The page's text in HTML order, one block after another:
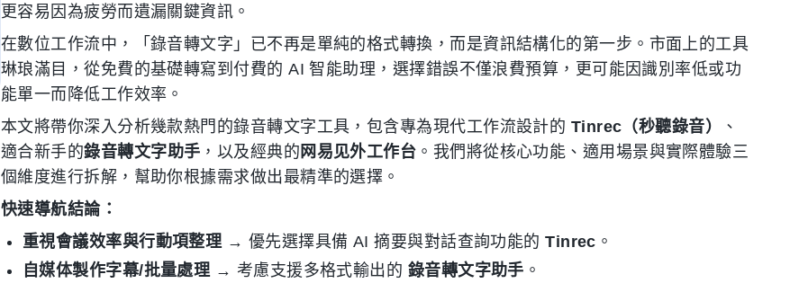
更容易因為疲勞而遺漏關鍵資訊。
在數位工作流中，「錄音轉文字」已不再是單純的格式轉換，而是資訊結構化的第一步。市面上的工具
琳琅滿目，從免費的基礎轉寫到付費的 AI 智能助理，選擇錯誤不僅浪費預算，更可能因識別率低或功
能單一而降低工作效率。
本文將帶你深入分析幾款熱門的錄音轉文字工具，包含專為現代工作流設計的 Tinrec（秒聽錄音）
、
適合新手的錄音轉文字助手 ，以及經典的 网易见外工作台 。我們將從核心功能、適用場景與實際體驗三
個維度進行拆解，幫助你根據需求做出最精準的選擇。
快速導航結論：
重視會議效率與行動項整理→ 優先選擇具備 AI 摘要與對話查詢功能的Tinrec 。
自媒体製作字幕/批量處理→ 考慮支援多格式輸出的 錄音轉文字助手 。